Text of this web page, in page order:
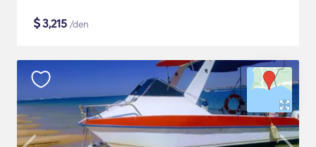
$3,215 /den